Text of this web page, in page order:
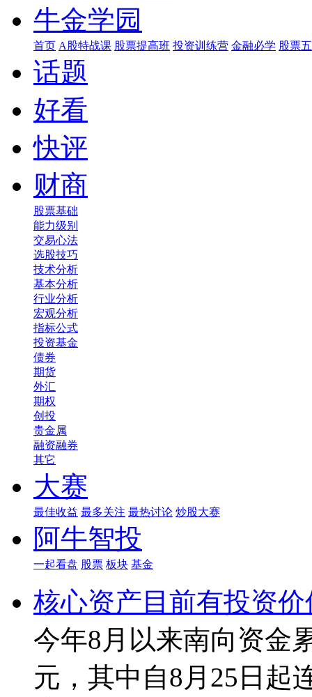
牛金学园
首页 A股特战课 股票提高班 投资训练营 金融必学 股票
话题
好看
快评
财商
股票基础
能力级别
交易心法
选股技巧
技术分析
基本分析
行业分析
宏观分析
指标公式
投资基金
债券
期货
外汇
期权
创投
贵金属
融资融券
其它
大赛
最佳收益 最多关注 最热讨论 炒股大赛
阿牛智投
一起看盘 股票 板块 基金
核心资产目前有投资价
今年8月以来南向资金
元，其中自8月25日起